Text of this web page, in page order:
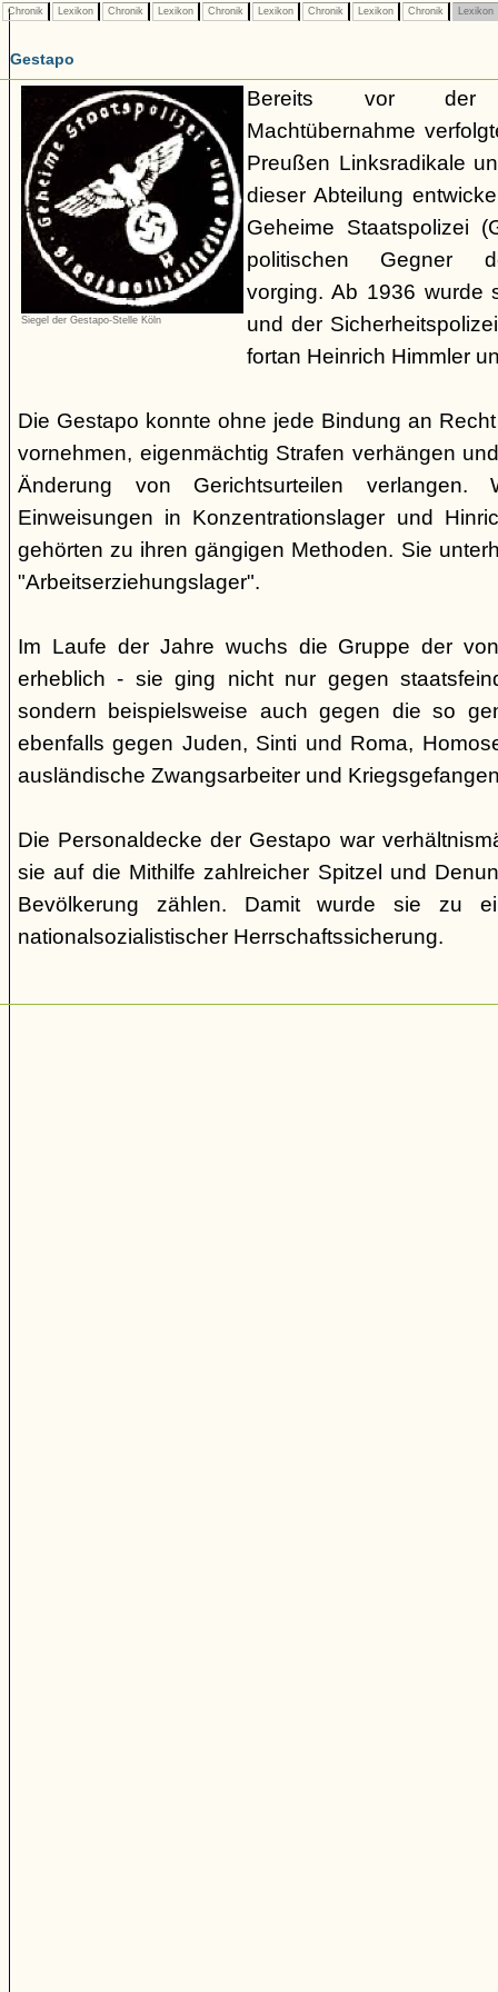
Chronik Lexikon Chronik Lexikon Chronik Lexikon Chronik Lexikon Chronik Lexikon
Gestapo
Siegel der Gestapo-Stelle Köln
Bereits vor der
Machtübernahme
Preußen Linksradikale
dieser Abteilung
Geheime Staatspolizei
politischen Gegner
vorging. Ab 1936 wurde
und der
fortan Heinrich Himmler
Die Gestapo konnte ohne jede Bindung an
vornehmen, eigenmächtig Strafen verhängen
Änderung von Gerichtsurteilen verlangen.
Einweisungen in Konzentrationslager und
gehörten zu ihren gängigen Methoden. Sie
"Arbeitserziehungslager".
Im Laufe der Jahre wuchs die Gruppe der
erheblich - sie ging nicht nur gegen
sondern beispielsweise auch gegen die so
ebenfalls gegen Juden, Sinti und Roma,
ausländische Zwangsarbeiter und
Die Personaldecke der Gestapo war
sie auf die Mithilfe zahlreicher Spitzel und
Bevölkerung zählen. Damit wurde sie zu
nationalsozialistischer Herrschaftssicherung.